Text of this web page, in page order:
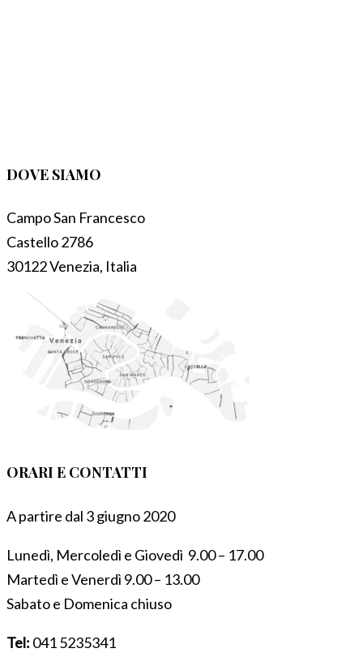
DOVE SIAMO
Campo San Francesco
Castello 2786
30122 Venezia, Italia
ORARI E CONTATTI
A partire dal 3 giugno 2020
Lunedì, Mercoledì e Giovedì 9.00 – 17.00
Martedì e Venerdì 9.00 – 13.00
Sabato e Domenica chiuso
Tel: 041 5235341